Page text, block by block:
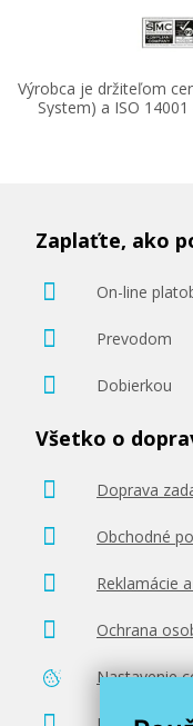
Výrobca je držiteľom
System) a ISO
Zaplaťte, ako
On-line
Prevodom
Dobierkou
Všetko o
Doprava
Obchodné
Reklamácie
Ochrana
Nastavenie